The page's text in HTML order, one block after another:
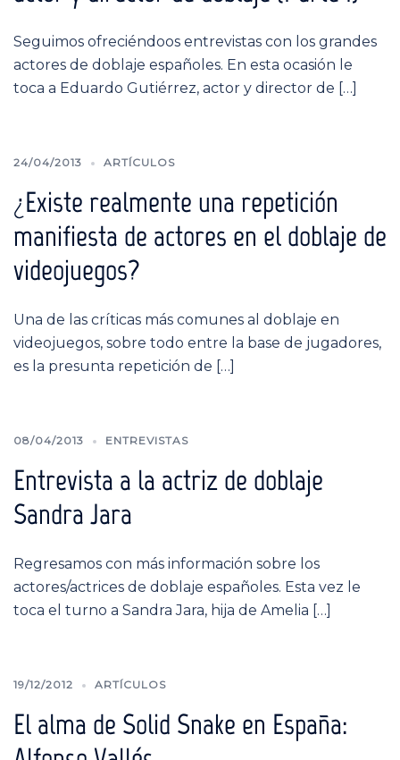
Seguimos ofreciéndoos entrevistas con los grandes
actores de doblaje españoles. En esta ocasión le
toca a Eduardo Gutiérrez, actor y director de […]
24/04/2013 ARTÍCULOS
¿Existe realmente una repetición
manifiesta de actores en el doblaje de
videojuegos?
Una de las críticas más comunes al doblaje en
videojuegos, sobre todo entre la base de jugadores,
es la presunta repetición de […]
08/04/2013 ENTREVISTAS
Entrevista a la actriz de doblaje
Sandra Jara
Regresamos con más información sobre los
actores/actrices de doblaje españoles. Esta vez le
toca el turno a Sandra Jara, hija de Amelia […]
19/12/2012 ARTÍCULOS
El alma de Solid Snake en España: